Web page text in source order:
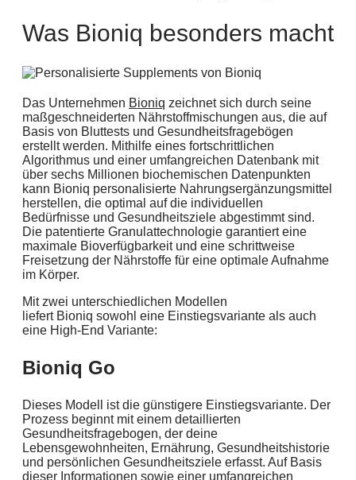
Was Bioniq besonders macht
Das Unternehmen Bioniq zeichnet sich durch seine
maßgeschneiderten Nährstoffmischungen aus, die auf
Basis von Bluttests und Gesundheitsfragebögen
erstellt werden. Mithilfe eines fortschrittlichen
Algorithmus und einer umfangreichen Datenbank mit
über sechs Millionen biochemischen Datenpunkten
kann Bioniq personalisierte Nahrungsergänzungsmittel
herstellen, die optimal auf die individuellen
Bedürfnisse und Gesundheitsziele abgestimmt sind.
Die patentierte Granulattechnologie garantiert eine
maximale Bioverfügbarkeit und eine schrittweise
Freisetzung der Nährstoffe für eine optimale Aufnahme
im Körper.
Mit zwei unterschiedlichen Modellen
liefert Bioniq sowohl eine Einstiegsvariante als auch
eine High-End Variante:
Bioniq Go
Dieses Modell ist die günstigere Einstiegsvariante. Der
Prozess beginnt mit einem detaillierten
Gesundheitsfragebogen, der deine
Lebensgewohnheiten, Ernährung, Gesundheitshistorie
und persönlichen Gesundheitsziele erfasst. Auf Basis
dieser Informationen sowie einer umfangreichen